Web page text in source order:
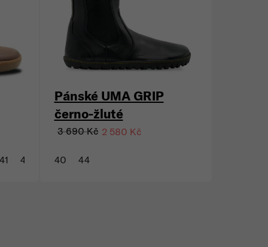
41 42
Pánské UMA GRIP
černo-žluté
3 690 Kč 2 580 Kč
40 44